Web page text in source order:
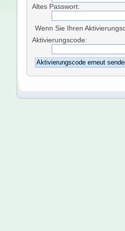
Altes Passwort:
Wenn Sie Ihren
Aktivierungscode: